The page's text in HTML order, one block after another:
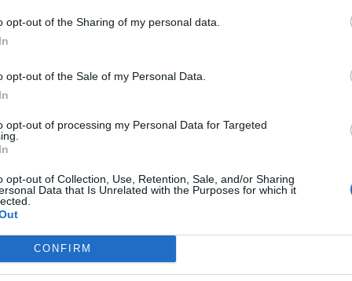
opt-out of the Sharing of my personal data.
opt-out of the Sale of my Personal Data.
opt-out of processing my Personal Data for Targeted
opt-out of Collection, Use, Retention, Sale, and/or Sharing
Data that Is Unrelated with the Purposes for which it
CONFIRM
οι κύριες και επικουρικές
ΟΓΑ, ΝΑΤ, ΕΤΑΑ, ΕΤΑΤ, ΕΤΑΠ-ΜΜΕ και
η καταβολή των κύριων και
ΙΚΑ-ΕΤΑΜ, ΤΡΑΠΕΖΕΣ,
και ΔΗΜΟΣΙΟ που ο ΑΜΚΑ τους